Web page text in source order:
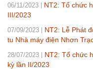
06/11/2023
NT2: Tổ chức
III/2023
07/09/2023
NT2: Lễ Phát
tu Nhà máy điện Nhơn
28/07/2023
NT2: Tổ chức
kỳ lần II/2023